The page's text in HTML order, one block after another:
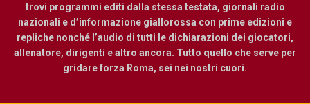
trovi programmi editi dalla stessa testata, giornali radio
nazionali e d’informazione giallorossa con prime edizioni e
repliche nonché l’audio di tutti le dichiarazioni dei giocatori,
allenatore, dirigenti e altro ancora. Tutto quello che serve per
gridare forza Roma, sei nei nostri cuori.